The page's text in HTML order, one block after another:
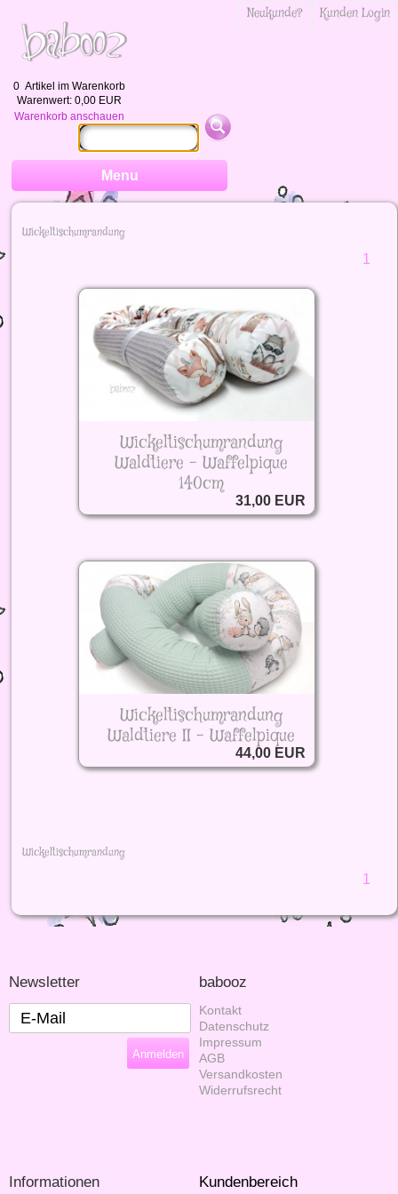
0 Artikel im Warenkorb
Warenwert: 0,00 EUR
Warenkorb anschauen
Kunden Login
Neukunde?
Menu
Wickeltischumrandung
1
Wickeltischumrandung
Waldtiere - Waffelpique
140cm
31,00 EUR
Wickeltischumrandung
Waldtiere II - Waffelpique
44,00 EUR
Wickeltischumrandung
1
Newsletter babooz
Kontakt
Datenschutz
Impressum
AGB
Versandkosten
Widerrufsrecht
Informationen Kundenbereich